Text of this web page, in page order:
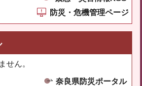
防災・危機管理ページ
せん。
奈良県防災ポータル